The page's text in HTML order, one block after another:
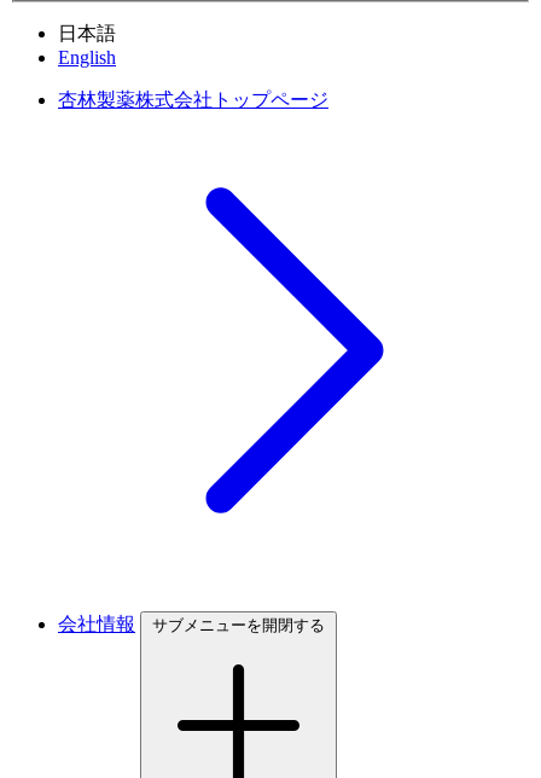
日本語
English
杏林製薬株式会社トップページ
会社情報 サブメニューを開閉する